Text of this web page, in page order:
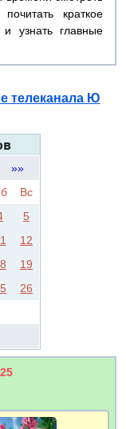
краткое
узнать главные
телеканала Ю
»»
Вс
5
12
19
26